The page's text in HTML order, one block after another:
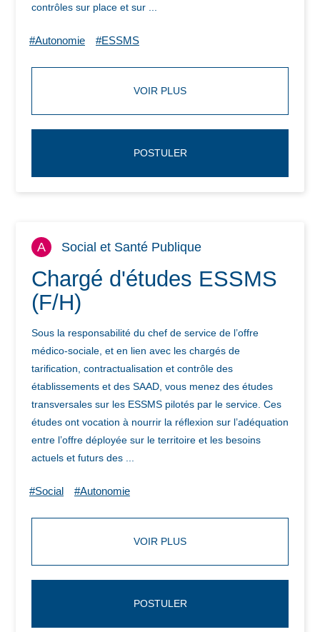
contrôles sur place et sur ...
#Autonomie #ESSMS
VOIR PLUS
POSTULER
A Social et Santé Publique
Chargé d'études ESSMS
(F/H)
Sous la responsabilité du chef de service de l’offre
médico-sociale, et en lien avec les chargés de
tarification, contractualisation et contrôle des
établissements et des SAAD, vous menez des études
transversales sur les ESSMS pilotés par le service. Ces
études ont vocation à nourrir la réflexion sur l’adéquation
entre l’offre déployée sur le territoire et les besoins
actuels et futurs des ...
#Social #Autonomie
VOIR PLUS
POSTULER